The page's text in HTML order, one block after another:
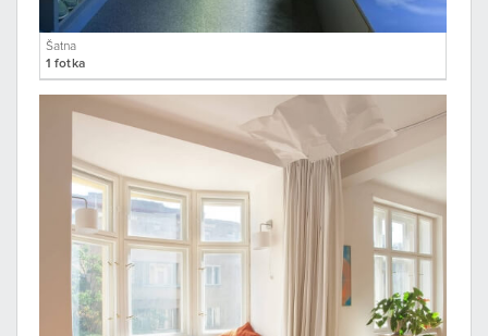
Šatna
1 fotka